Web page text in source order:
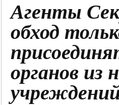
Агенты
обход
органов из